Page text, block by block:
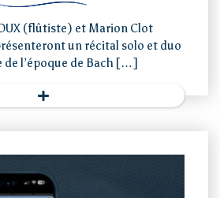
(flûtiste) et Marion Clot
un récital solo et duo
l’époque de Bach […]